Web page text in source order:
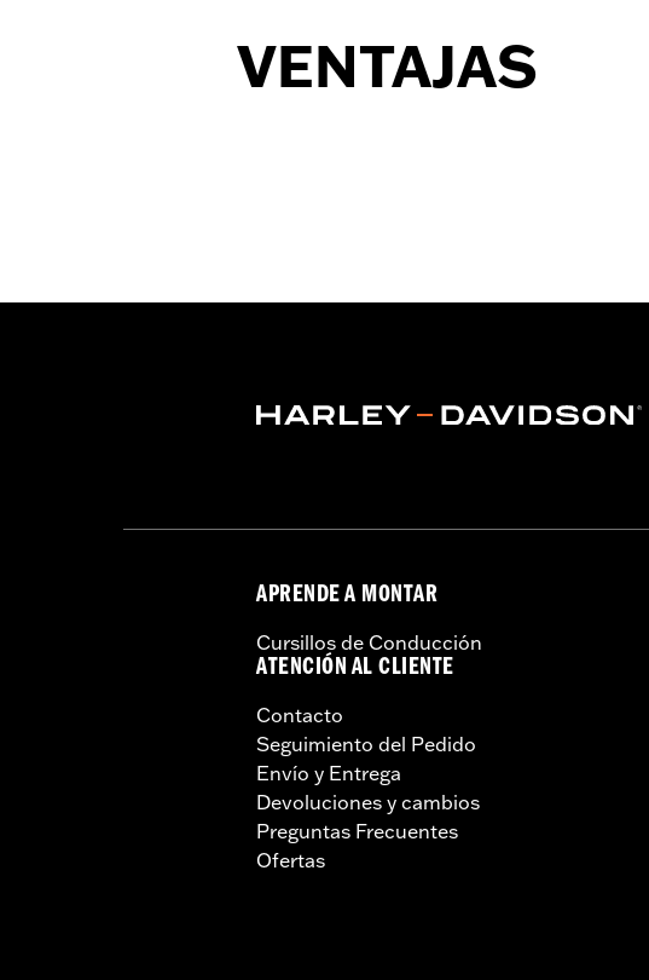
VENTAJAS
APRENDE A MONTAR
Cursillos de Conducción
ATENCIÓN AL CLIENTE
Contacto
Seguimiento del Pedido
Envío y Entrega
Devoluciones y cambios
Preguntas Frecuentes
Ofertas